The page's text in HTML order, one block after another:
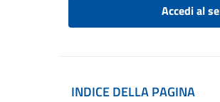
Accedi al
INDICE DELLA PAGINA